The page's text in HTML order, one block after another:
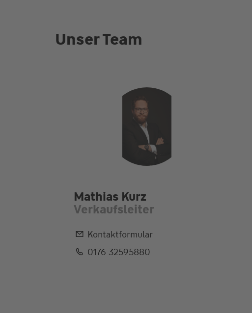
Unser Team
Mathias Kurz
Verkaufsleiter
Kontaktformular
0176 32595880